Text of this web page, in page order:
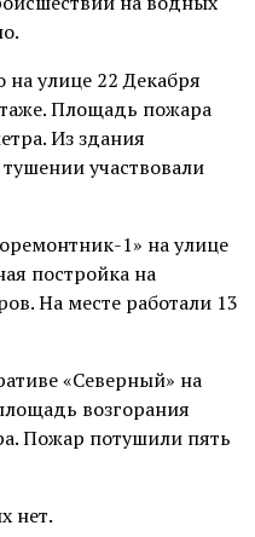
на улице 22 Декабря
Площадь пожара
Из здания
участвовали
1» на улице
постройка на
На месте работали 13
«Северный» на
возгорания
Пожар потушили пять
нет.